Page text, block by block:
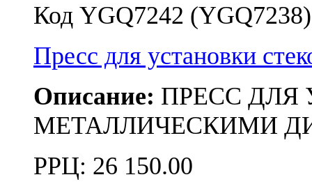
Код YGQ7242 (YGQ7238)
Пресс для установки
Описание: ПРЕСС ДЛЯ
МЕТАЛЛИЧЕСКИМИ
РРЦ: 26 150.00